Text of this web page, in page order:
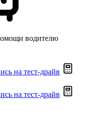
водителю
на тест-драйв
на тест-драйв